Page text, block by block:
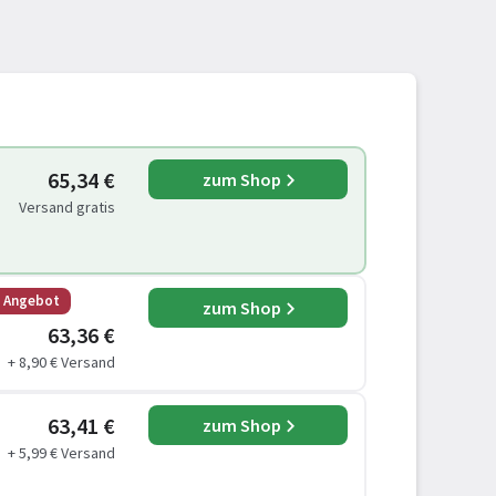
65,34 €
Versand gratis
zum Shop
63,36 €
+ 8,90 € Versand
zum Shop
63,41 €
+ 5,99 € Versand
zum Shop